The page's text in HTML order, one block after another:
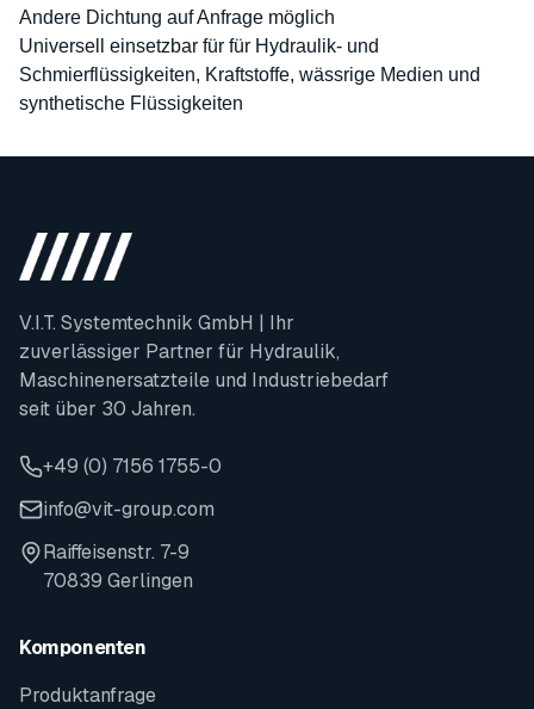
Andere Dichtung auf Anfrage möglich
Universell einsetzbar für für Hydraulik- und
Schmierflüssigkeiten, Kraftstoffe, wässrige Medien und
synthetische Flüssigkeiten
V.I.T. Systemtechnik GmbH | Ihr
zuverlässiger Partner für Hydraulik,
Maschinenersatzteile und Industriebedarf
seit über 30 Jahren.
+49 (0) 7156 1755-0
info@vit-group.com
Raiffeisenstr. 7-9
70839 Gerlingen
Komponenten
Produktanfrage